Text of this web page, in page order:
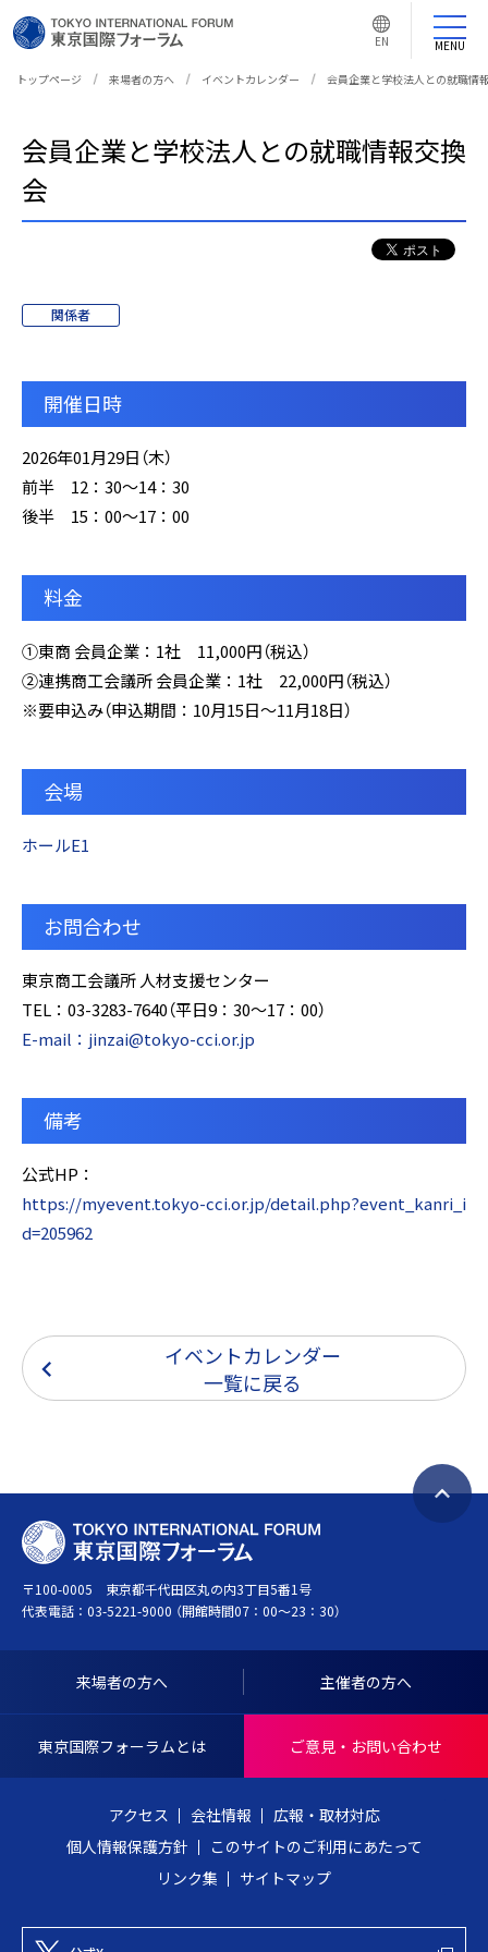
言
語
切
え
ボ
EN MENU
トップページ 来場者の方へ イベントカレンダー 会員企業と学校法人との就職情
会員企業と学校法人との就職情報交換
会
関係者
開催日時
2026年01月29日（木）
前半 12：30～14：30
後半 15：00～17：00
料金
①東商 会員企業：1社 11,000円（税込）
②連携商工会議所 会員企業：1社 22,000円（税込）
※要申込み（申込期間：10月15日～11月18日）
会場
ホールE1
お問合わせ
東京商工会議所 人材支援センター
TEL：03-3283-7640（平日9：30～17：00）
E-mail：jinzai@tokyo-cci.or.jp
備考
公式HP：
https://myevent.tokyo-cci.or.jp/detail.php?event_kanri_i
d=205962
イベントカレンダー
一覧に戻る
ペ
プ
戻
る
T
O
K
Y
O
N
〒100-0005 東京都千代田区丸の内3丁目5番1号
代表電話： 03-5221-9000 （開館時間07：00～23：30）
来場者の方へ 主催者の方へ
東京国際フォーラムとは ご意見・お問い合わせ
アクセス 会社情報
広報・取材対応
個人情報保護方針
このサイトのご利用にあたって
リンク集
サイトマップ